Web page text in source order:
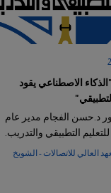
الاصطناعي يقود
د.حسن الفجام مدير عام
للتعليم التطبيقي والتدريب.
العالي للاتصالات - الشويخ